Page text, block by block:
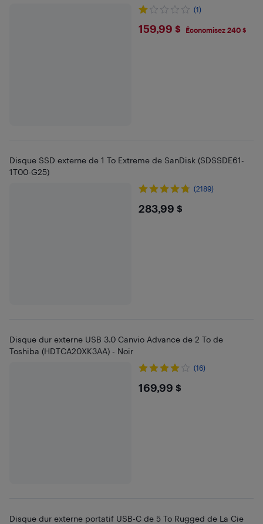
(1)
$159.99
159,99 $ Économisez 240 $
Disque SSD externe de 1 To Extreme de SanDisk (SDSSDE61-
1T00-G25)
(2189)
$283.99
283,99 $
Disque dur externe USB 3.0 Canvio Advance de 2 To de
Toshiba (HDTCA20XK3AA) - Noir
(16)
$169.99
169,99 $
Disque dur externe portatif USB-C de 5 To Rugged de La Cie